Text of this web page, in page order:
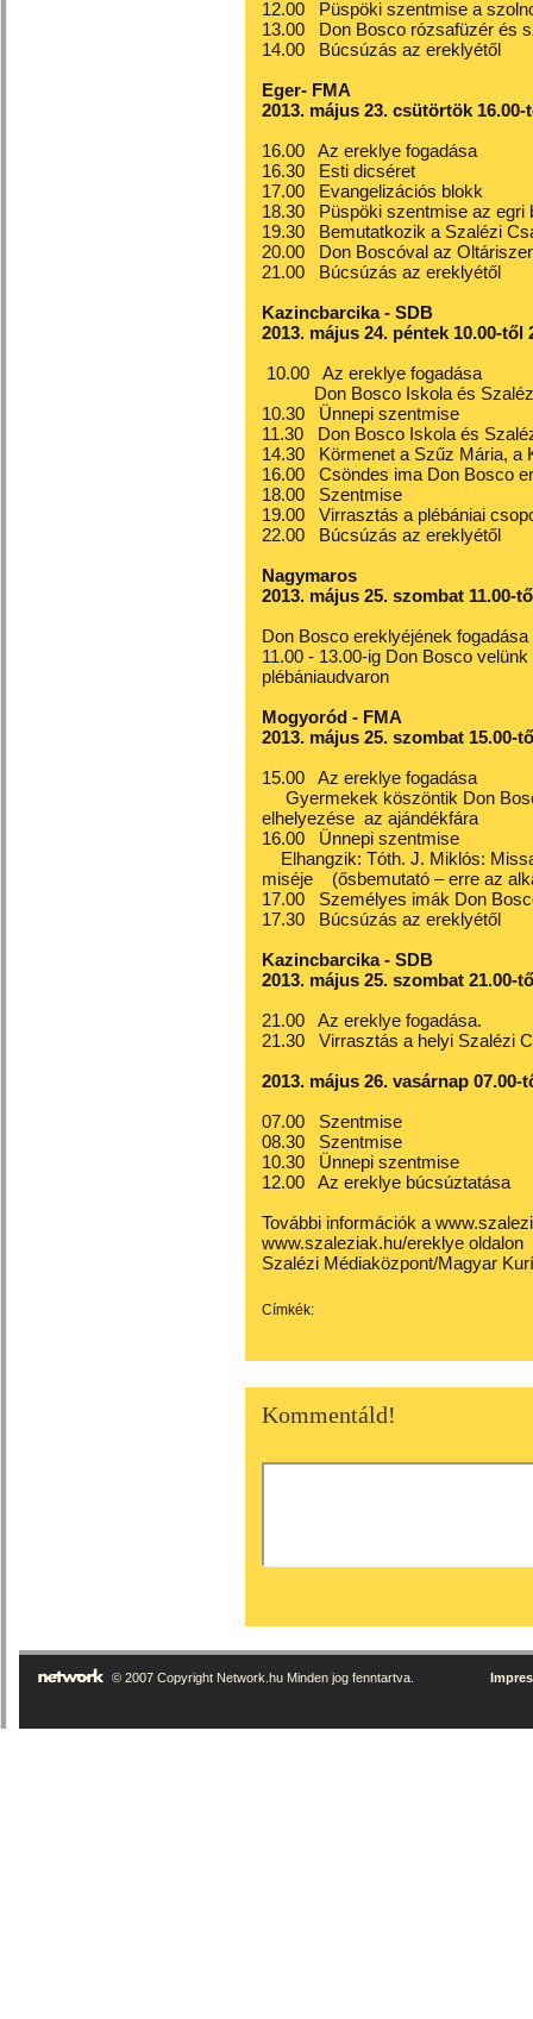
12.00 Püspöki szentmise a
13.00 Don Bosco rózsafüzér és
14.00 Búcsúzás az ereklyétől
Eger- FMA
2013. május 23. csütörtök 16.00-
16.00 Az ereklye fogadása
16.30 Esti dicséret
17.00 Evangelizációs blokk
18.30 Püspöki szentmise az egri
19.30 Bemutatkozik a Szalézi
20.00 Don Boscóval az
21.00 Búcsúzás az ereklyétől
Kazincbarcika - SDB
2013. május 24. péntek 10.00-
10.00 Az ereklye fogadása
Don Bosco Iskola és Szalézi
10.30 Ünnepi szentmise
11.30 Don Bosco Iskola és
14.30 Körmenet a Szűz Mária, a
16.00 Csöndes ima Don Bosco
18.00 Szentmise
19.00 Virrasztás a plébániai
22.00 Búcsúzás az ereklyétől
Nagymaros
2013. május 25. szombat 11.00-
Don Bosco ereklyéjének
11.00 - 13.00-ig Don Bosco
plébániaudvaron
Mogyoród - FMA
2013. május 25. szombat 15.00-
15.00 Az ereklye fogadása
Gyermekek köszöntik Don
elhelyezése az ajándékfára
16.00 Ünnepi szentmise
Elhangzik: Tóth. J. Miklós:
miséje (ősbemutató – erre az
17.00 Személyes imák Don
17.30 Búcsúzás az ereklyétől
Kazincbarcika - SDB
2013. május 25. szombat 21.00-
21.00 Az ereklye fogadása.
21.30 Virrasztás a helyi Szalézi
2013. május 26. vasárnap 07.00-
07.00 Szentmise
08.30 Szentmise
10.30 Ünnepi szentmise
12.00 Az ereklye búcsúztatása
További információk a
www.szaleziak.hu/ereklye oldalon
Szalézi Médiaközpont/Magyar
Címkék:
Kommentáld!
© 2007 Copyright Network.hu Minden jog fenntartva.